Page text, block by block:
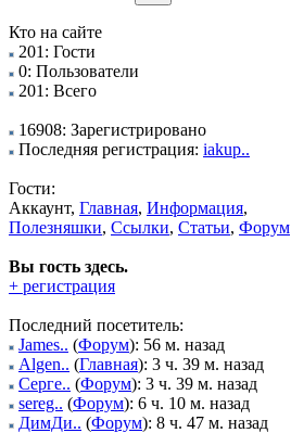
Кто на сайте
201: Гости
0: Пользователи
201: Всего
16908: Зарегистрировано
Последняя регистрация: iakup..
Гости:
Аккаунт, Главная, Информация,
Полезняшки, Ссылки, Статьи, Форум
Вы гость здесь.
+ регистрация
Последний посетитель:
James.. (Форум): 56 м. назад
Algen.. (Главная): 3 ч. 39 м. назад
Серге.. (Форум): 3 ч. 39 м. назад
sereg.. (Форум): 6 ч. 10 м. назад
ДимДи.. (Форум): 8 ч. 47 м. назад